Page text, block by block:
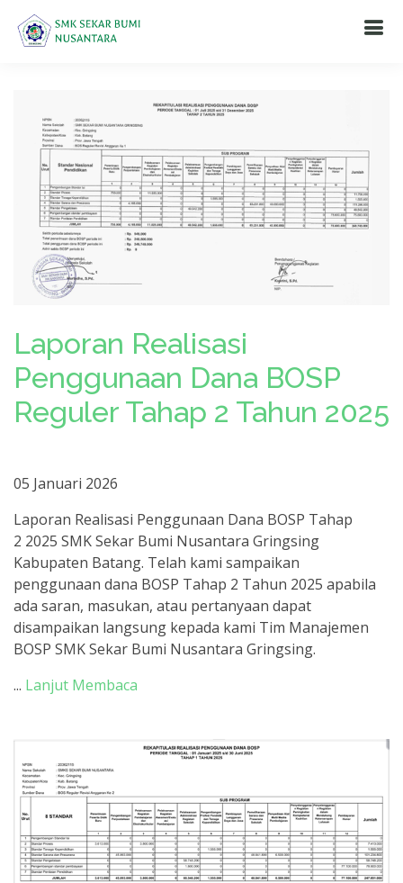
Laporan Realisasi
Penggunaan Dana BOSP
Reguler Tahap 2 Tahun 2025
05 Januari 2026
Laporan Realisasi Penggunaan Dana BOSP Tahap
2 2025 SMK Sekar Bumi Nusantara Gringsing
Kabupaten Batang. Telah kami sampaikan
penggunaan dana BOSP Tahap 2 Tahun 2025 apabila
ada saran, masukan, atau pertanyaan dapat
disampaikan langsung kepada kami Tim Manajemen
BOSP SMK Sekar Bumi Nusantara Gringsing.
... Lanjut Membaca